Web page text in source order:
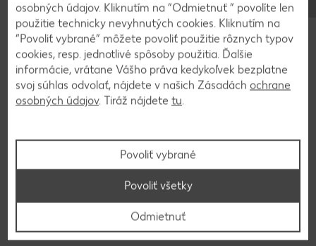
3
Bielky vyšľaháme s cukrom a solamylom.
Rozotrieme ich na upečený koláč, posypeme
kryštálovým cukrom a dáme zapiecť pri 190 °C
približne na 10 minút. Koláč po upečení necháme
Video k receptu
osobných údajov. Kliknutím na “Odmietnuť ” povolíte len
použitie technicky nevyhnutých cookies. Kliknutím na
“Povoliť vybrané” môžete povoliť použitie rôznych typov
cookies, resp. jednotlivé spôsoby použitia. Ďalšie
informácie, vrátane Vášho práva kedykoľvek bezplatne
svoj súhlas odvolať, nájdete v našich Zásadách ochrane
osobných údajov. Tiráž nájdete tu.
Povoliť vybrané
Odmietnuť
Povoliť všetky